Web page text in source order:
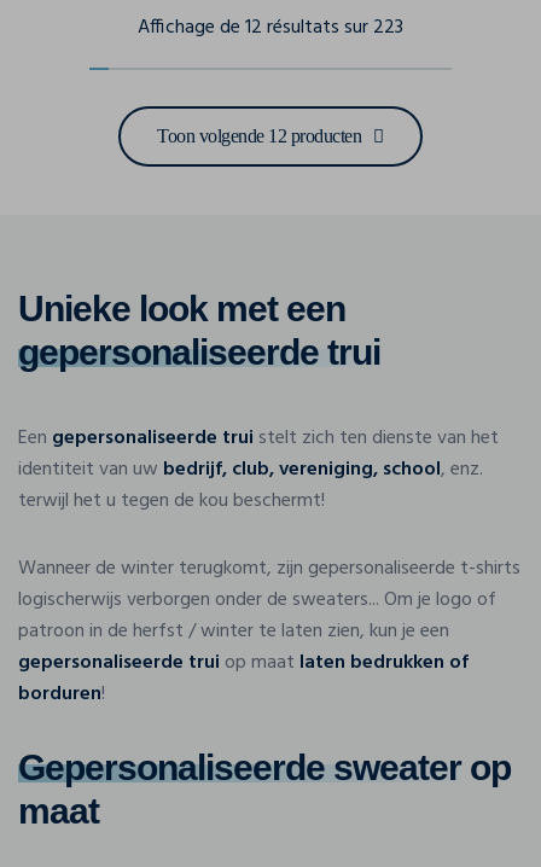
Affichage de 12 résultats sur 223
Toon volgende 12 producten
Unieke look met een
gepersonaliseerde trui
Een gepersonaliseerde trui stelt zich ten dienste van het
identiteit van uw bedrijf, club, vereniging, school, enz.
terwijl het u tegen de kou beschermt!
Wanneer de winter terugkomt, zijn gepersonaliseerde t-shirts
logischerwijs verborgen onder de sweaters... Om je logo of
patroon in de herfst / winter te laten zien, kun je een
gepersonaliseerde trui op maat laten bedrukken of
borduren!
Gepersonaliseerde sweaterop
maat